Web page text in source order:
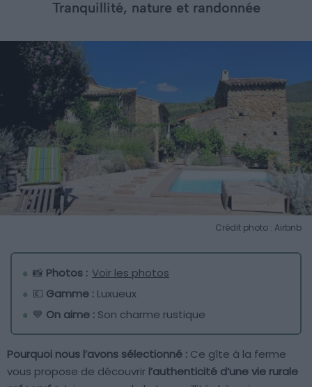
Tranquillité, nature et randonnée
Crédit photo : Airbnb
📸 Photos : Voir les photos
💶 Gamme : Luxueux
💙 On aime : Son charme rustique
Pourquoi nous l’avons sélectionné : Ce gîte à la ferme
vous propose de découvrir l’authenticité d’une vie rurale